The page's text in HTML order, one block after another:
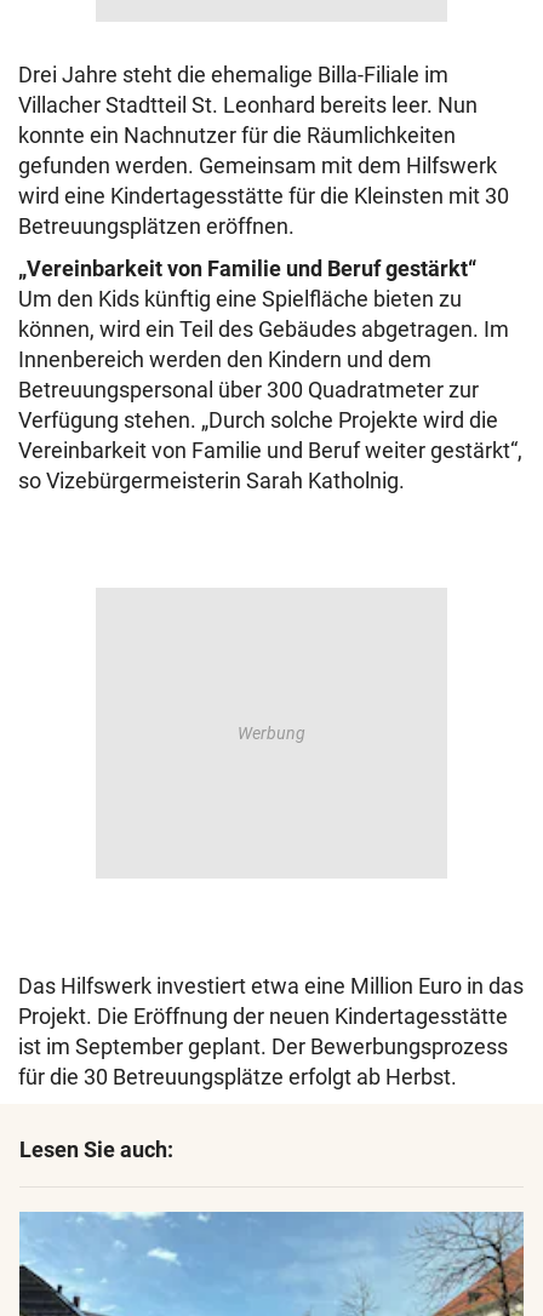
Drei Jahre steht die ehemalige Billa-Filiale im
Villacher Stadtteil St. Leonhard bereits leer. Nun
konnte ein Nachnutzer für die Räumlichkeiten
gefunden werden. Gemeinsam mit dem Hilfswerk
wird eine Kindertagesstätte für die Kleinsten mit 30
Betreuungsplätzen eröffnen.
„Vereinbarkeit von Familie und Beruf gestärkt“
Um den Kids künftig eine Spielfläche bieten zu
können, wird ein Teil des Gebäudes abgetragen. Im
Innenbereich werden den Kindern und dem
Betreuungspersonal über 300 Quadratmeter zur
Verfügung stehen. „Durch solche Projekte wird die
Vereinbarkeit von Familie und Beruf weiter gestärkt“,
so Vizebürgermeisterin Sarah Katholnig.
Das Hilfswerk investiert etwa eine Million Euro in das
Projekt. Die Eröffnung der neuen Kindertagesstätte
ist im September geplant. Der Bewerbungsprozess
für die 30 Betreuungsplätze erfolgt ab Herbst.
Lesen Sie auch: